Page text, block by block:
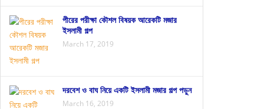
পীরের পরীক্ষা কৌশল বিষয়ক আরেকটি মজার
ইসলামী গল্প
March 17, 2019
দরবেশ ও বাঘ নিয়ে একটি ইসলামী মজার গল্প পড়ুন
March 16, 2019